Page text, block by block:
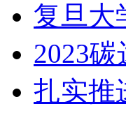
复旦大
2023
扎实推